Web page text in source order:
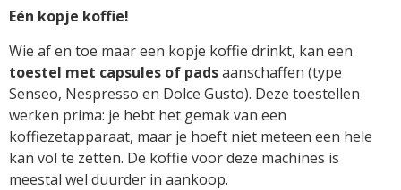
Eén kopje koffie!
Wie af en toe maar een kopje koffie drinkt, kan een
toestel met capsules of padsaanschaffen (type
Senseo, Nespresso en Dolce Gusto). Deze toestellen
werken prima: je hebt het gemak van een
koffiezetapparaat, maar je hoeft niet meteen een hele
kan vol te zetten. De koffie voor deze machines is
meestal wel duurder in aankoop.